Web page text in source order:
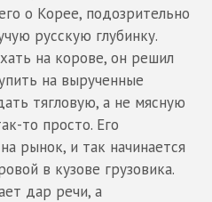
о Корее, подозрительно
русскую глубинку.
на корове, он решил
на вырученные
тягловую, а не мясную
то просто. Его
рынок, и так начинается
в кузове грузовика.
дар речи, а